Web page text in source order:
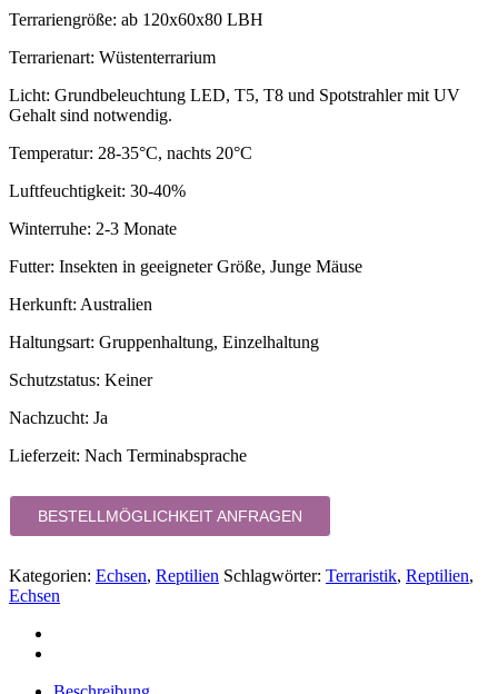
Terrariengröße: ab 120x60x80 LBH
Terrarienart: Wüstenterrarium
Licht: Grundbeleuchtung LED, T5, T8 und Spotstrahler mit UV
Gehalt sind notwendig.
Temperatur: 28-35°C, nachts 20°C
Luftfeuchtigkeit: 30-40%
Winterruhe: 2-3 Monate
Futter: Insekten in geeigneter Größe, Junge Mäuse
Herkunft: Australien
Haltungsart: Gruppenhaltung, Einzelhaltung
Schutzstatus: Keiner
Nachzucht: Ja
Lieferzeit: Nach Terminabsprache
BESTELLMÖGLICHKEIT ANFRAGEN
Kategorien: Echsen, Reptilien Schlagwörter: Terraristik, Reptilien,
Echsen